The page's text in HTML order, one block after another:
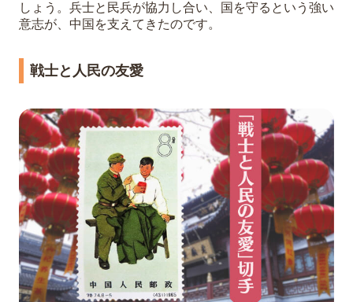
しょう。兵士と民兵が協力し合い、国を守るという強い
意志が、中国を支えてきたのです。
戦士と人民の友愛